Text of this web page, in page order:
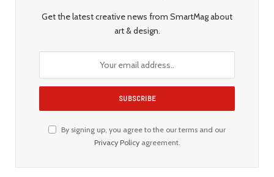
Get the latest creative news from SmartMag about
art & design.
By signing up, you agree to the our terms and our
Privacy Policyagreement.